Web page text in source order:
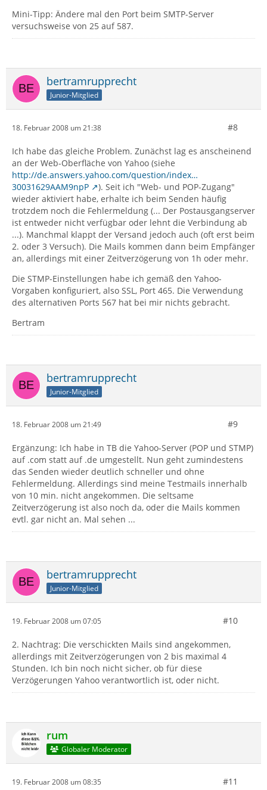
Mini-Tipp: Ändere mal den Port beim SMTP-Server
versuchsweise von 25 auf 587.
bertramrupprecht
Junior-Mitglied
18. Februar 2008 um 21:38 #8
Ich habe das gleiche Problem. Zunächst lag es anscheinend
an der Web-Oberfläche von Yahoo (siehe
http://de.answers.yahoo.com/question/index…
30031629AAM9npP
). Seit ich "Web- und POP-Zugang"
wieder aktiviert habe, erhalte ich beim Senden häufig
trotzdem noch die Fehlermeldung (... Der Postausgangserver
ist entweder nicht verfügbar oder lehnt die Verbindung ab
...). Manchmal klappt der Versand jedoch auch (oft erst beim
2. oder 3 Versuch). Die Mails kommen dann beim Empfänger
an, allerdings mit einer Zeitverzögerung von 1h oder mehr.
Die STMP-Einstellungen habe ich gemäß den Yahoo-
Vorgaben konfiguriert, also SSL, Port 465. Die Verwendung
des alternativen Ports 567 hat bei mir nichts gebracht.
Bertram
bertramrupprecht
Junior-Mitglied
18. Februar 2008 um 21:49 #9
Ergänzung: Ich habe in TB die Yahoo-Server (POP und STMP)
auf .com statt auf .de umgestellt. Nun geht zumindestens
das Senden wieder deutlich schneller und ohne
Fehlermeldung. Allerdings sind meine Testmails innerhalb
von 10 min. nicht angekommen. Die seltsame
Zeitverzögerung ist also noch da, oder die Mails kommen
evtl. gar nicht an. Mal sehen ...
bertramrupprecht
Junior-Mitglied
19. Februar 2008 um 07:05 #10
2. Nachtrag: Die verschickten Mails sind angekommen,
allerdings mit Zeitverzögerungen von 2 bis maximal 4
Stunden. Ich bin noch nicht sicher, ob für diese
Verzögerungen Yahoo verantwortlich ist, oder nicht.
rum
Globaler Moderator
19. Februar 2008 um 08:35 #11